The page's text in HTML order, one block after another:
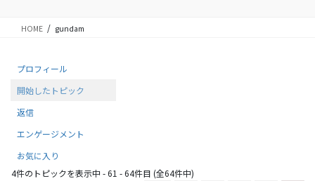
HOME gundam
プロフィール
開始したトピック
返信
エンゲージメント
お気に入り
4件のトピックを表示中 - 61 - 64件目 (全64件中)